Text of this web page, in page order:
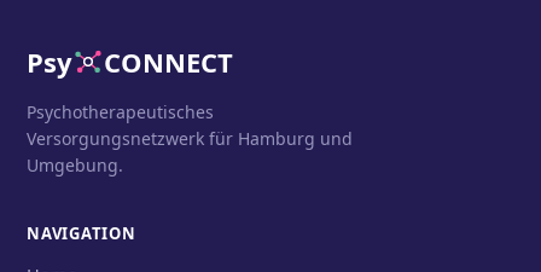
Psy CONNECT
Psychotherapeutisches
Versorgungsnetzwerk für Hamburg und
Umgebung.
NAVIGATION